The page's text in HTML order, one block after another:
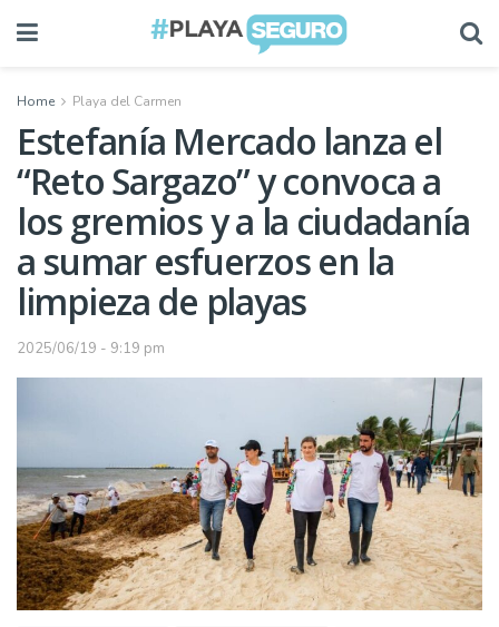
Home Playa del Carmen
Estefanía Mercado lanza el
“Reto Sargazo” y convoca a
los gremios y a la ciudadanía
a sumar esfuerzos en la
limpieza de playas
2025/06/19 - 9:19 pm